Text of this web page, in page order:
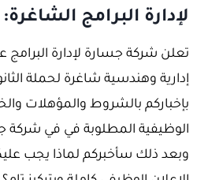
لإدارة البرامج الشاغرة:
إدارية وهندسية شاغرة لحملة
بإخباركم بالشروط والمؤهلات
الوظيفية المطلوبة في في شركة
وبعد ذلك سأخبركم لماذا يجب